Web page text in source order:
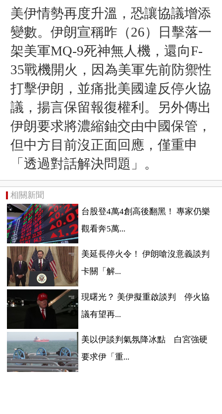
美伊情勢再度升溫，恐讓協議增添
變數。伊朗宣稱昨（26）日擊落一
架美軍MQ-9死神無人機，還向F-
35戰機開火，因為美軍先前防禦性
打擊伊朗，並痛批美國違反停火協
議，揚言保留報復權利。另外傳出
伊朗要求將濃縮鈾交由中國保管，
但中方目前沒正面回應，僅重申
「透過對話解決問題」。
相關新聞
台股登4萬4創高後翻黑！ 專家仍樂
觀看奔5萬...
美延長停火令！ 伊朗嗆沒意義談判
卡關「解...
現曙光？ 美伊擬重啟談判 停火協
議有望再...
美以伊談判氣氛降冰點 白宮強硬
要求伊「重...